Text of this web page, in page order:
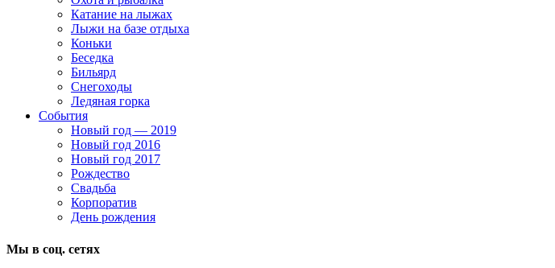
Катание на лыжах
Лыжи на базе отдыха
Коньки
Беседка
Бильярд
Снегоходы
Ледяная горка
События
Новый год — 2019
Новый год 2016
Новый год 2017
Рождество
Свадьба
Корпоратив
День рождения
Мы в соц. сетях